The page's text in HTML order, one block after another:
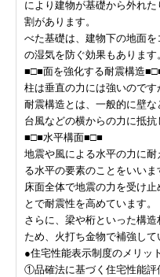
により建物が基礎から外れ
割があります。
べた基礎は、建物下の地面
の湿気を防ぐ効果もあります
■□■面を強化する耐震構造
柱は垂直の力には強いのです
耐震構造とは、一般的に壁
台風などの横からの力に抵抗
■□■水平構面■□■
地震や風による水平の力に
る水平の要素のことをいいま
床面全体で地震の力を受け
とで耐震性を高めています。
さらに、梁や桁といった構
ため、火打ち金物で補強して
●住宅性能表示制度のメリット
①品確法に基づく住宅性能評